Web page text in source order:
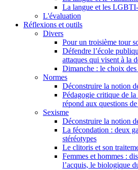
La langue et les
L'évaluation
Réflexions et outils
Divers
Pour un troisième tour
Défendre l’école
attaques qui visent à la
Dimanche : le choix
Normes
Déconstruire la notion
Pédagogie critique de
répond aux questions
Sexisme
Déconstruire la notion
La fécondation : deux
stéréotypes
Le clitoris et son
Femmes et hommes :
l’acquis, le biologique